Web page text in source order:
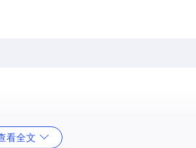
看全文